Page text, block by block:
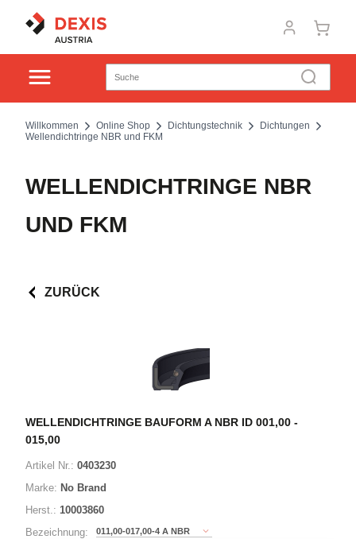
Willkommen Online Shop Dichtungstechnik
Dichtungen
Wellendichtringe NBR und FKM
WELLENDICHTRINGE NBR
UND FKM
ZURÜCK
WELLENDICHTRINGE BAUFORM A NBR ID 001,00 -
015,00
Artikel Nr.: 0403230
Marke: No Brand
Herst.: 10003860
Bezeichnung:
011,00-017,00-4 A NBR